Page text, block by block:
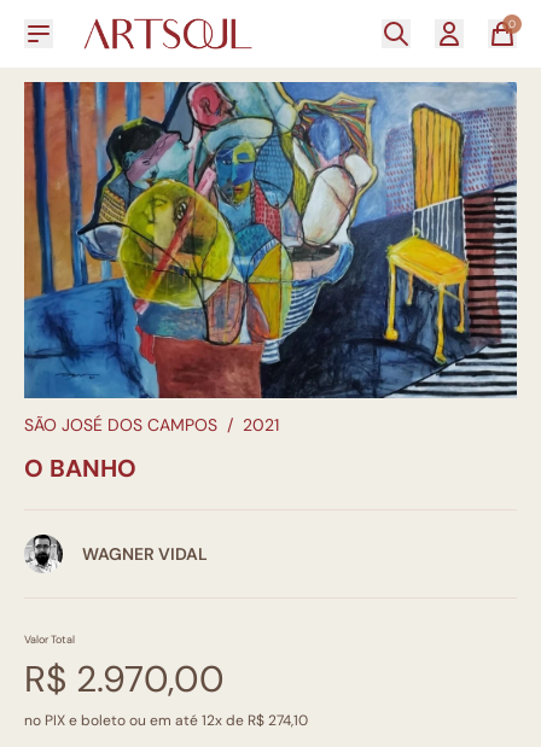
0
SÃO JOSÉ DOS CAMPOS / 2021
O BANHO
WAGNER VIDAL
Valor Total
R$ 2.970,00
no PIX e boleto ou em até 12x de R$ 274,10